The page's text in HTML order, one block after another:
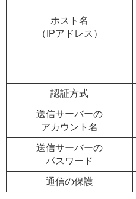
ホスト名
（IPアドレス）
認証方式
送信サーバーの
アカウント名
送信サーバーの
パスワード
通信の保護